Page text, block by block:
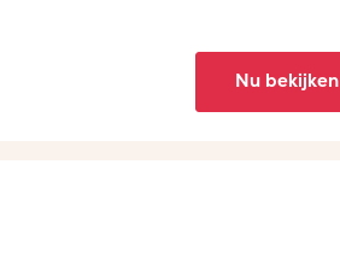
Nu bekijken